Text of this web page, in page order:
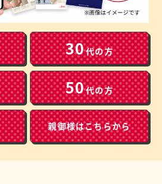
30代の方
50代の方
親御様はこちらから